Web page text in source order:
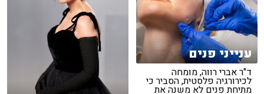
ענייני פנים
ד"ר אברי רווה, מומחה
לכירורגיה פלסטית, הסביר כי
מתיחת פנים לא משנה את